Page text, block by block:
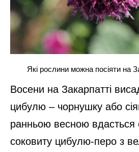
Які рослини можна посіяти на
Восени на Закарпатті
цибулю – чорнушку або
ранньою весною вдасться
соковиту цибулю-перо з